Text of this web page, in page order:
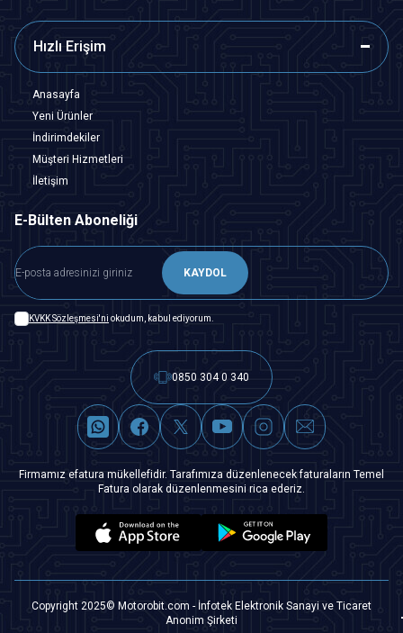
Hızlı Erişim
Anasayfa
Yeni Ürünler
İndirimdekiler
Müşteri Hizmetleri
İletişim
E-Bülten Aboneliği
KAYDOL
KVKK Sözleşmesi'ni okudum, kabul ediyorum.
0850 304 0 340
Firmamız efatura mükellefidir. Tarafımıza düzenlenecek faturaların Temel
Fatura olarak düzenlenmesini rica ederiz.
Copyright 2025© Motorobit.com - İnfotek Elektronik Sanayi ve Ticaret
Anonim Şirketi